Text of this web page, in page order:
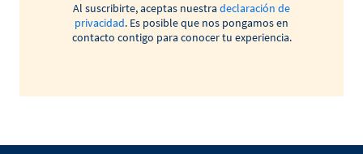
Al suscribirte, aceptas nuestra declaración de
privacidad. Es posible que nos pongamos en
contacto contigo para conocer tu experiencia.